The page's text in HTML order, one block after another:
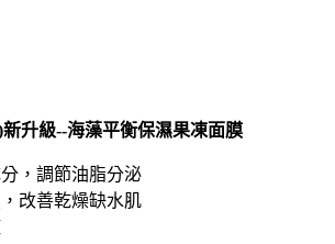
新升級--海藻平衡保濕果凍面膜
，調節油脂分泌
改善乾燥缺水肌